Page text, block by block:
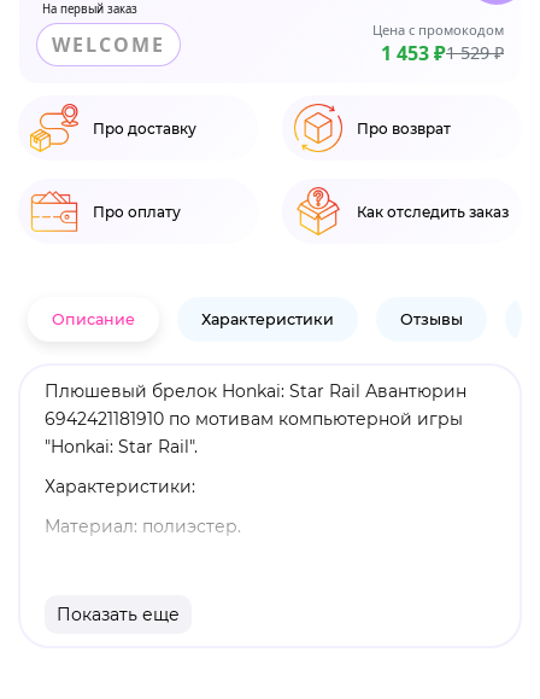
На первый заказ
WELCOME
Цена с промокодом
1 453 ₽1 529 ₽
Про доставку Про возврат
Про оплату Как отследить заказ
Описание Характеристики Отзывы
Плюшевый брелок Honkai: Star Rail Авантюрин
6942421181910 по мотивам компьютерной игры
"Honkai: Star Rail".
Характеристики:
Материал: полиэстер.
Оригинальный и официально лицензированный
Показать еще